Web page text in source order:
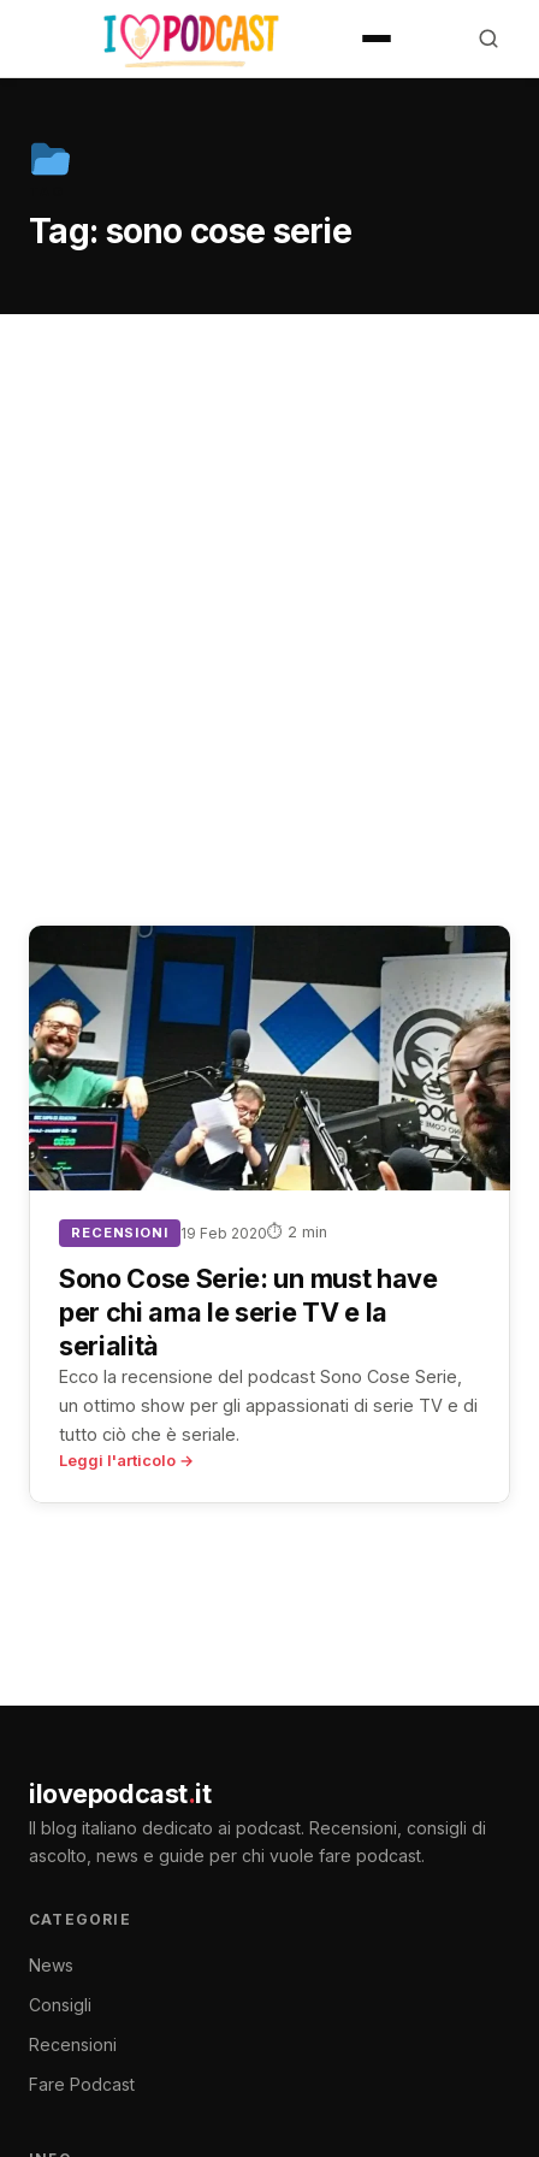
Tag: sono cose serie
RECENSIONI 19 Feb 2020⏱ 2 min
Sono Cose Serie: un must have
per chi ama le serie TV e la
serialità
Ecco la recensione del podcast Sono Cose Serie,
un ottimo show per gli appassionati di serie TV e di
tutto ciò che è seriale.
Leggi l'articolo →
ilovepodcast.it
Il blog italiano dedicato ai podcast. Recensioni, consigli di
ascolto, news e guide per chi vuole fare podcast.
CATEGORIE
News
Consigli
Recensioni
Fare Podcast